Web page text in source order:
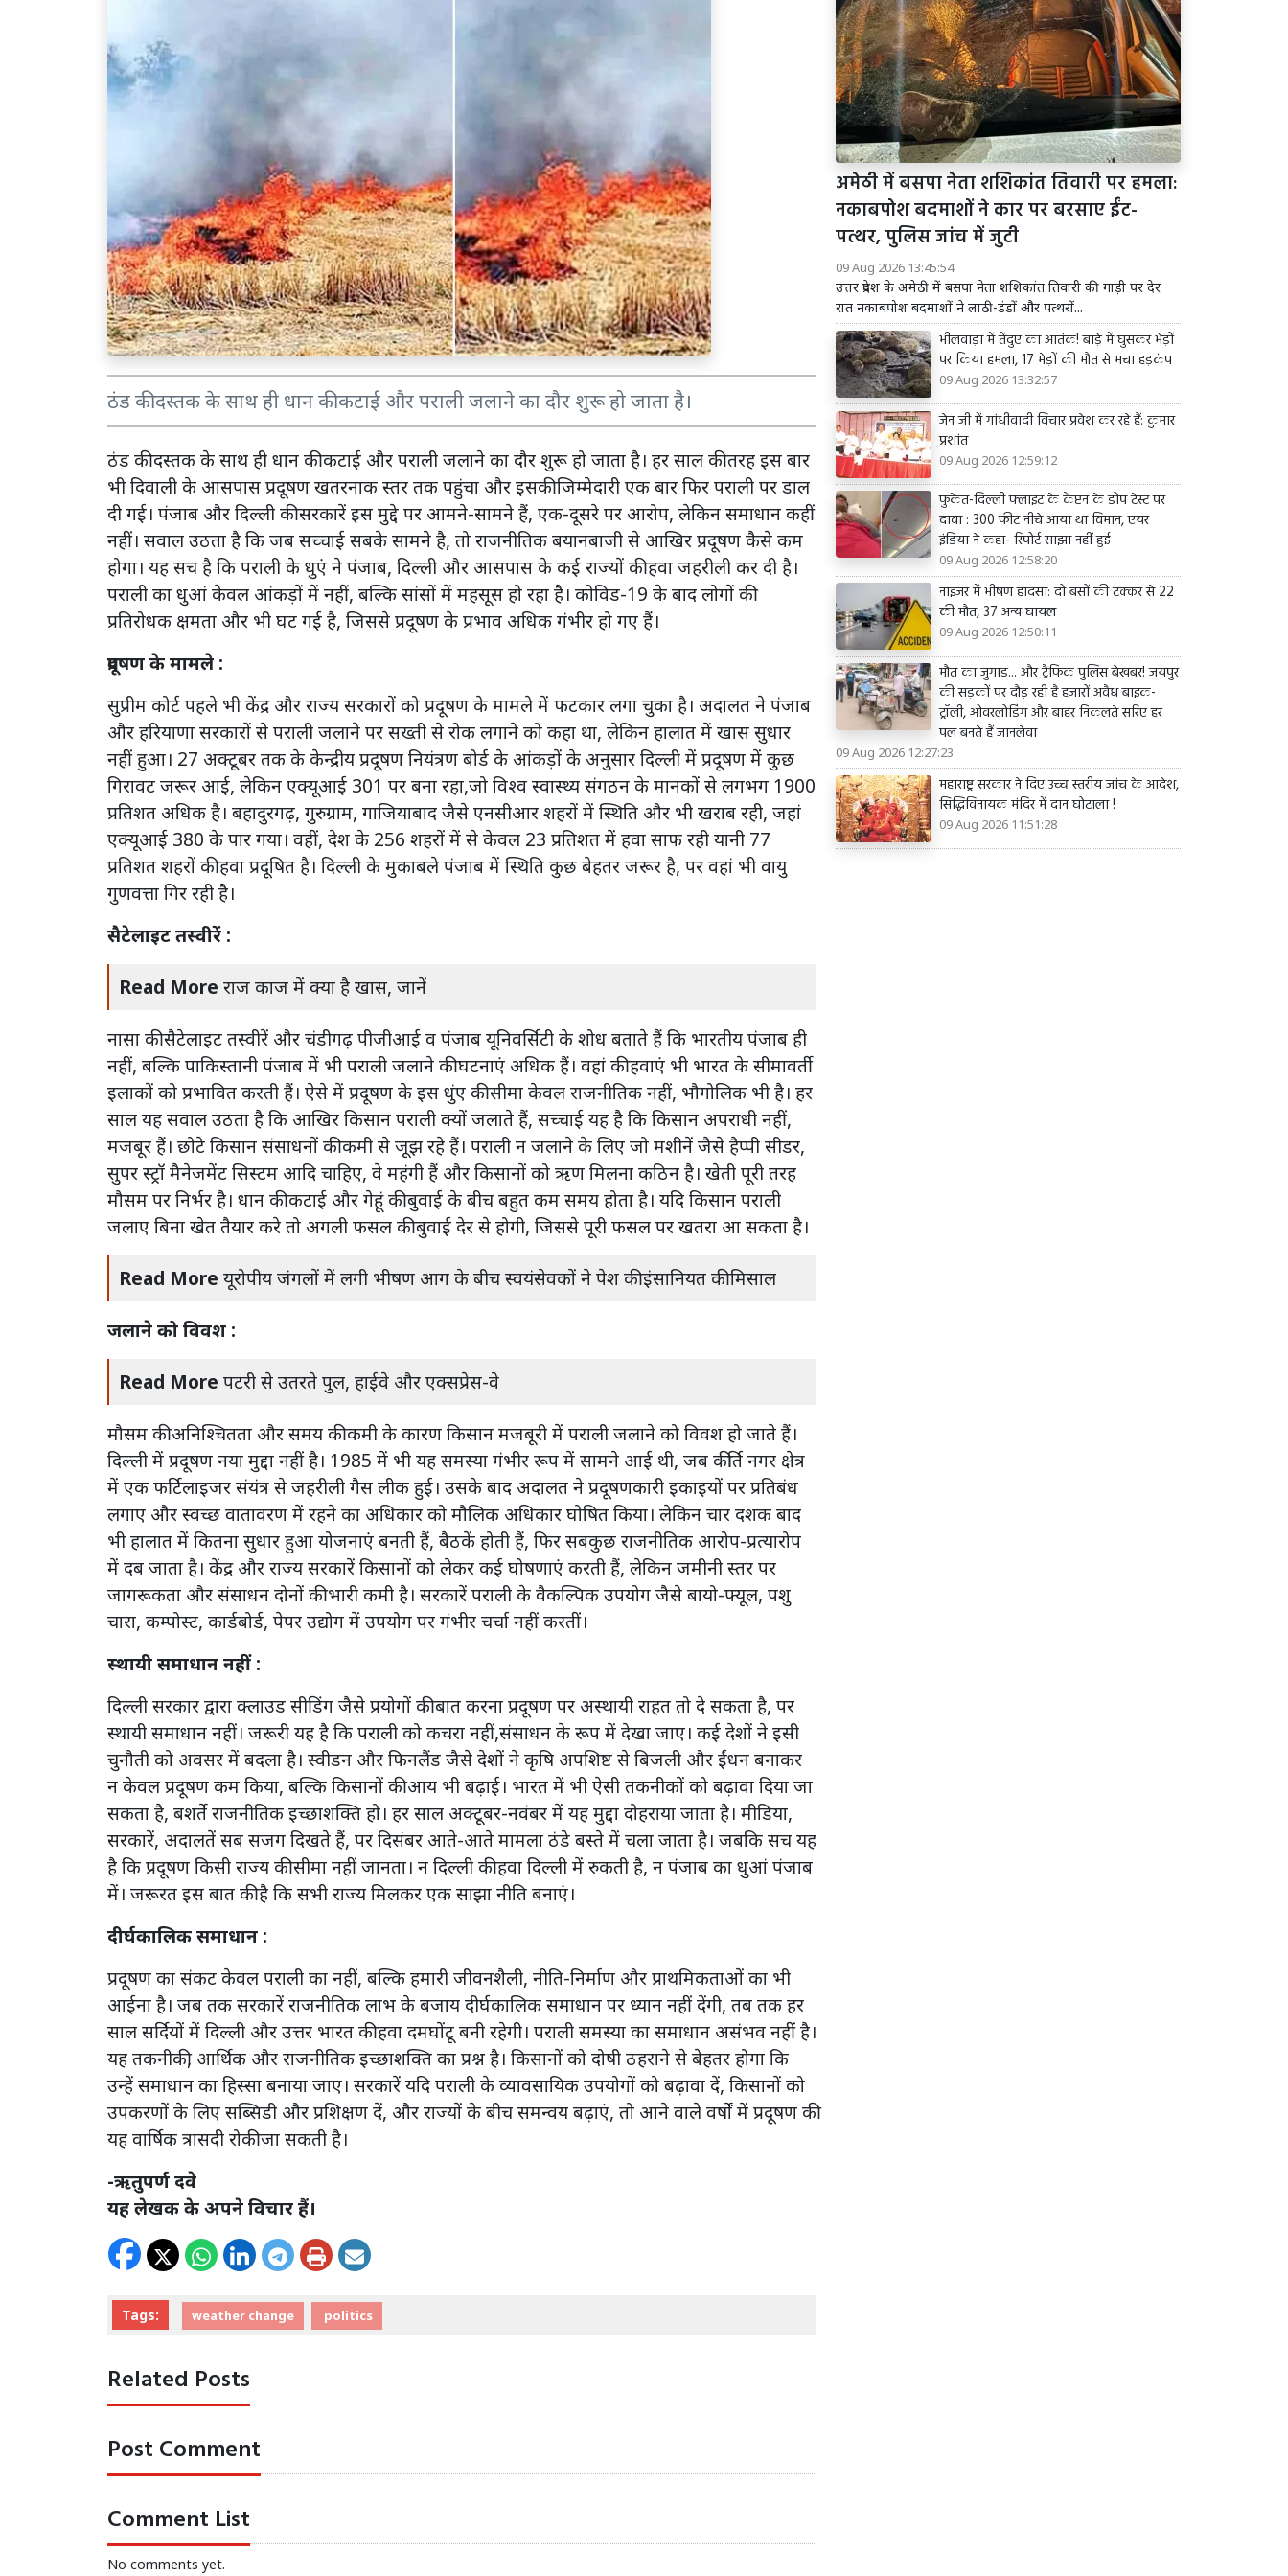
ठंड की दस्तक के साथ ही धान की कटाई और पराली जलाने का दौर शुरू हो जाता है।
ठंड की दस्तक के साथ ही धान की कटाई और पराली जलाने का दौर शुरू हो जाता है। हर साल की तरह इस बार
भी दिवाली के आसपास प्रदूषण खतरनाक स्तर तक पहुंचा और इसकी जिम्मेदारी एक बार फिर पराली पर डाल
दी गई। पंजाब और दिल्ली की सरकारें इस मुद्दे पर आमने-सामने हैं, एक-दूसरे पर आरोप, लेकिन समाधान कहीं
नहीं। सवाल उठता है कि जब सच्चाई सबके सामने है, तो राजनीतिक बयानबाजी से आखिर प्रदूषण कैसे कम
होगा। यह सच है कि पराली के धुएं ने पंजाब, दिल्ली और आसपास के कई राज्यों की हवा जहरीली कर दी है।
पराली का धुआं केवल आंकड़ों में नहीं, बल्कि सांसों में महसूस हो रहा है। कोविड-19 के बाद लोगों की
प्रतिरोधक क्षमता और भी घट गई है, जिससे प्रदूषण के प्रभाव अधिक गंभीर हो गए हैं।
प्रदूषण के मामले :
सुप्रीम कोर्ट पहले भी केंद्र और राज्य सरकारों को प्रदूषण के मामले में फटकार लगा चुका है। अदालत ने पंजाब
और हरियाणा सरकारों से पराली जलाने पर सख्ती से रोक लगाने को कहा था, लेकिन हालात में खास सुधार
नहीं हुआ। 27 अक्टूबर तक के केन्द्रीय प्रदूषण नियंत्रण बोर्ड के आंकड़ों के अनुसार दिल्ली में प्रदूषण में कुछ
गिरावट जरूर आई, लेकिन एक्यूआई 301 पर बना रहा,जो विश्व स्वास्थ्य संगठन के मानकों से लगभग 1900
प्रतिशत अधिक है। बहादुरगढ़, गुरुग्राम, गाजियाबाद जैसे एनसीआर शहरों में स्थिति और भी खराब रही, जहां
एक्यूआई 380 के पार गया। वहीं, देश के 256 शहरों में से केवल 23 प्रतिशत में हवा साफ रही यानी 77
प्रतिशत शहरों की हवा प्रदूषित है। दिल्ली के मुकाबले पंजाब में स्थिति कुछ बेहतर जरूर है, पर वहां भी वायु
गुणवत्ता गिर रही है।
सैटेलाइट तस्वीरें :
Read More राज काज में क्या है खास, जानें
नासा की सैटेलाइट तस्वीरें और चंडीगढ़ पीजीआई व पंजाब यूनिवर्सिटी के शोध बताते हैं कि भारतीय पंजाब ही
नहीं, बल्कि पाकिस्तानी पंजाब में भी पराली जलाने की घटनाएं अधिक हैं। वहां की हवाएं भी भारत के सीमावर्ती
इलाकों को प्रभावित करती हैं। ऐसे में प्रदूषण के इस धुंए की सीमा केवल राजनीतिक नहीं, भौगोलिक भी है। हर
साल यह सवाल उठता है कि आखिर किसान पराली क्यों जलाते हैं, सच्चाई यह है कि किसान अपराधी नहीं,
मजबूर हैं। छोटे किसान संसाधनों की कमी से जूझ रहे हैं। पराली न जलाने के लिए जो मशीनें जैसे हैप्पी सीडर,
सुपर स्ट्रॉ मैनेजमेंट सिस्टम आदि चाहिए, वे महंगी हैं और किसानों को ऋण मिलना कठिन है। खेती पूरी तरह
मौसम पर निर्भर है। धान की कटाई और गेहूं की बुवाई के बीच बहुत कम समय होता है। यदि किसान पराली
जलाए बिना खेत तैयार करे तो अगली फसल की बुवाई देर से होगी, जिससे पूरी फसल पर खतरा आ सकता है।
Read More यूरोपीय जंगलों में लगी भीषण आग के बीच स्वयंसेवकों ने पेश की इंसानियत की मिसाल
जलाने को विवश :
Read More पटरी से उतरते पुल, हाईवे और एक्सप्रेस-वे
मौसम की अनिश्चितता और समय की कमी के कारण किसान मजबूरी में पराली जलाने को विवश हो जाते हैं।
दिल्ली में प्रदूषण नया मुद्दा नहीं है। 1985 में भी यह समस्या गंभीर रूप में सामने आई थी, जब कीर्ति नगर क्षेत्र
में एक फर्टिलाइजर संयंत्र से जहरीली गैस लीक हुई। उसके बाद अदालत ने प्रदूषणकारी इकाइयों पर प्रतिबंध
लगाए और स्वच्छ वातावरण में रहने का अधिकार को मौलिक अधिकार घोषित किया। लेकिन चार दशक बाद
भी हालात में कितना सुधार हुआ योजनाएं बनती हैं, बैठकें होती हैं, फिर सबकुछ राजनीतिक आरोप-प्रत्यारोप
में दब जाता है। केंद्र और राज्य सरकारें किसानों को लेकर कई घोषणाएं करती हैं, लेकिन जमीनी स्तर पर
जागरूकता और संसाधन दोनों की भारी कमी है। सरकारें पराली के वैकल्पिक उपयोग जैसे बायो-फ्यूल, पशु
चारा, कम्पोस्ट, कार्डबोर्ड, पेपर उद्योग में उपयोग पर गंभीर चर्चा नहीं करतीं।
स्थायी समाधान नहीं :
दिल्ली सरकार द्वारा क्लाउड सीडिंग जैसे प्रयोगों की बात करना प्रदूषण पर अस्थायी राहत तो दे सकता है, पर
स्थायी समाधान नहीं। जरूरी यह है कि पराली को कचरा नहीं,संसाधन के रूप में देखा जाए। कई देशों ने इसी
चुनौती को अवसर में बदला है। स्वीडन और फिनलैंड जैसे देशों ने कृषि अपशिष्ट से बिजली और ईंधन बनाकर
न केवल प्रदूषण कम किया, बल्कि किसानों की आय भी बढ़ाई। भारत में भी ऐसी तकनीकों को बढ़ावा दिया जा
सकता है, बशर्ते राजनीतिक इच्छाशक्ति हो। हर साल अक्टूबर-नवंबर में यह मुद्दा दोहराया जाता है। मीडिया,
सरकारें, अदालतें सब सजग दिखते हैं, पर दिसंबर आते-आते मामला ठंडे बस्ते में चला जाता है। जबकि सच यह
है कि प्रदूषण किसी राज्य की सीमा नहीं जानता। न दिल्ली की हवा दिल्ली में रुकती है, न पंजाब का धुआं पंजाब
में। जरूरत इस बात की है कि सभी राज्य मिलकर एक साझा नीति बनाएं।
दीर्घकालिक समाधान :
प्रदूषण का संकट केवल पराली का नहीं, बल्कि हमारी जीवनशैली, नीति-निर्माण और प्राथमिकताओं का भी
आईना है। जब तक सरकारें राजनीतिक लाभ के बजाय दीर्घकालिक समाधान पर ध्यान नहीं देंगी, तब तक हर
साल सर्दियों में दिल्ली और उत्तर भारत की हवा दमघोंटू बनी रहेगी। पराली समस्या का समाधान असंभव नहीं है।
यह तकनीकी, आर्थिक और राजनीतिक इच्छाशक्ति का प्रश्न है। किसानों को दोषी ठहराने से बेहतर होगा कि
उन्हें समाधान का हिस्सा बनाया जाए। सरकारें यदि पराली के व्यावसायिक उपयोगों को बढ़ावा दें, किसानों को
उपकरणों के लिए सब्सिडी और प्रशिक्षण दें, और राज्यों के बीच समन्वय बढ़ाएं, तो आने वाले वर्षों में प्रदूषण की
यह वार्षिक त्रासदी रोकी जा सकती है।
-ऋतुपर्ण दवे
यह लेखक के अपने विचार हैं।
Tags: weather change politics
Related Posts
Post Comment
Comment List
No comments yet.
अमेठी में बसपा नेता शशिकांत तिवारी पर हमला:
नकाबपोश बदमाशों ने कार पर बरसाए ईंट-
पत्थर, पुलिस जांच में जुटी
09 Aug 2026 13:45:54
उत्तर प्रदेश के अमेठी में बसपा नेता शशिकांत तिवारी की गाड़ी पर देर
रात नकाबपोश बदमाशों ने लाठी-डंडों और पत्थरों...
भीलवाड़ा में तेंदुए का आतंक! बाड़े में घुसकर भेड़ों
पर किया हमला, 17 भेड़ों की मौत से मचा हड़कंप
09 Aug 2026 13:32:57
जेन जी में गांधीवादी विचार प्रवेश कर रहे हैं: कुमार
प्रशांत
09 Aug 2026 12:59:12
फुकेत-दिल्ली फ्लाइट के कैप्टन के डोप टेस्ट पर
दावा : 300 फीट नीचे आया था विमान, एयर
इंडिया ने कहा- रिपोर्ट साझा नहीं हुई
09 Aug 2026 12:58:20
नाइजर में भीषण हादसा: दो बसों की टक्कर से 22
की मौत, 37 अन्य घायल
09 Aug 2026 12:50:11
मौत का जुगाड़... और ट्रैफिक पुलिस बेखबर! जयपुर
की सड़कों पर दौड़ रही है हजारों अवैध बाइक-
ट्रॉली, ओवरलोडिंग और बाहर निकलते सरिए हर
पल बनते हैं जानलेवा
09 Aug 2026 12:27:23
महाराष्ट्र सरकार ने दिए उच्च स्तरीय जांच के आदेश,
सिद्धिविनायक मंदिर में दान घोटाला !
09 Aug 2026 11:51:28